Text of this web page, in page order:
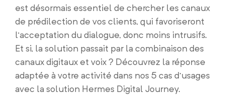
est désormais essentiel de chercher les canaux
de prédilection de vos clients, qui favoriseront
l’acceptation du dialogue, donc moins intrusifs.
Et si, la solution passait par la combinaison des
canaux digitaux et voix ? Découvrez la réponse
adaptée à votre activité dans nos 5 cas d’usages
avec la solution Hermes Digital Journey.